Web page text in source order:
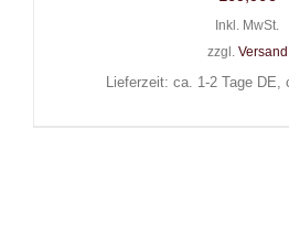
Inkl. MwSt.
zzgl. Versand
Lieferzeit: ca. 1-2 Tage DE,